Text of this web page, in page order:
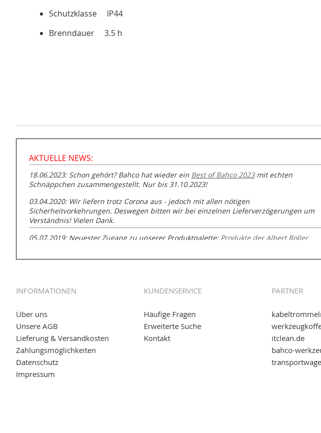
Schutzklasse IP44
Brenndauer 3.5 h
AKTUELLE NEWS:
18.06.2023: Schon gehört? Bahco hat wieder ein Best of Bahco 2023mit echten
Schnäppchen zusammengestellt. Nur bis 31.10.2023!
03.04.2020: Wir liefern trotz Corona aus - jedoch mit allen nötigen
Sicherheitvorkehrungen. Deswegen bitten wir bei einzelnen Lieferverzögerungen um
Verständnis! Vielen Dank.
05.07.2019: Neuester Zugang zu unserer Produktpalette: Produkte der Albert Roller
04.11.2018: Überarbeitung der Corporate Identity (CI)
- Zahlung per paydirekt
16.01.2017:
- Visa & MasterCard (inkl. Maestro)
12.01.2017: JETZT NEU- giropay, SOFORT-Überweisung sowie eps (PAYONE)
05.09.2016: NEUE Topseller bei
11.08.2016: Gerade entsteht unser "neuer" Partnershop
INFORMATIONEN
Über uns
Unsere AGB
Lieferung & Versandkosten
Zahlungsmöglichkeiten
Datenschutz
Impressum
KUNDENSERVICE
Häufige Fragen
Erweiterte Suche
Kontakt
PARTNER
itclean.de
bahco-